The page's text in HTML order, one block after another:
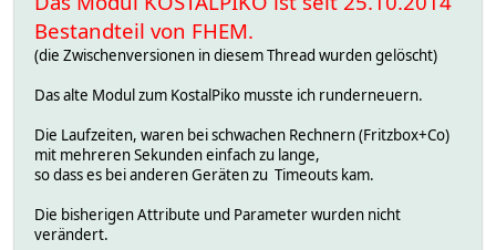
Bestandteil von FHEM.
(die Zwischenversionen in diesem Thread wurden gelöscht)
Das alte Modul zum KostalPiko musste ich runderneuern.
Die Laufzeiten, waren bei schwachen Rechnern (Fritzbox+Co)
mit mehreren Sekunden einfach zu lange,
so dass es bei anderen Geräten zu Timeouts kam.
Die bisherigen Attribute und Parameter wurden nicht
verändert.